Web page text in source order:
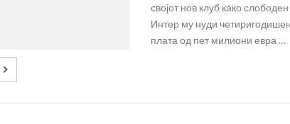
својот нов клуб како
Интер му нуди
плата од пет милиони евра …